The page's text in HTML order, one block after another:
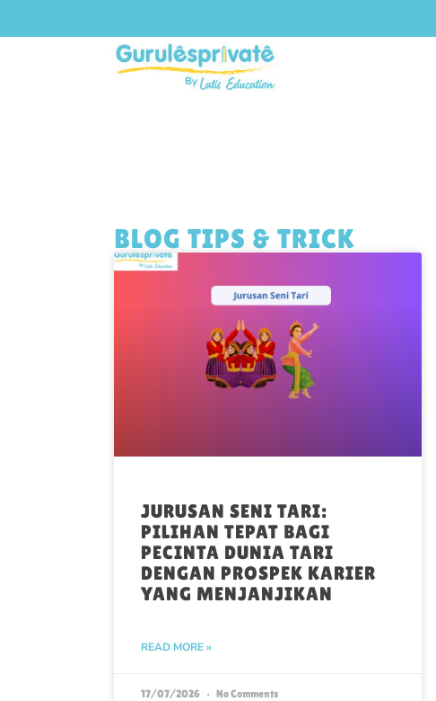
BLOG TIPS & TRICK
JURUSAN SENI TARI:
PILIHAN TEPAT BAGI
PECINTA DUNIA TARI
DENGAN PROSPEK KARIER
YANG MENJANJIKAN
READ MORE »
17/07/2026 No Comments